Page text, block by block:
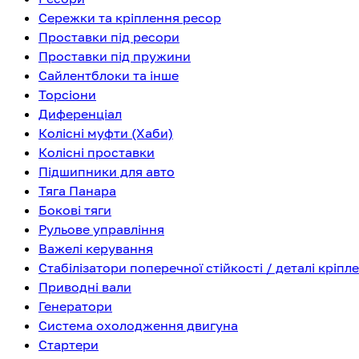
Сережки та кріплення ресор
Проставки під ресори
Проставки під пружини
Сайлентблоки та інше
Торсіони
Диференціал
Колісні муфти (Хаби)
Колісні проставки
Підшипники для авто
Тяга Панара
Бокові тяги
Рульове управління
Важелі керування
Стабілізатори поперечної стійкості / деталі
Приводні вали
Генератори
Система охолодження двигуна
Стартери